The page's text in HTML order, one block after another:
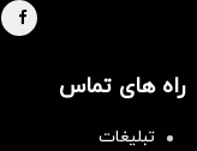
راه های تماس
تبلیغات